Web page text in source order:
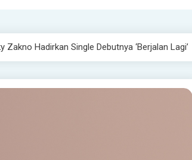
Hadirkan Single Debutnya ‘Berjalan Lagi’